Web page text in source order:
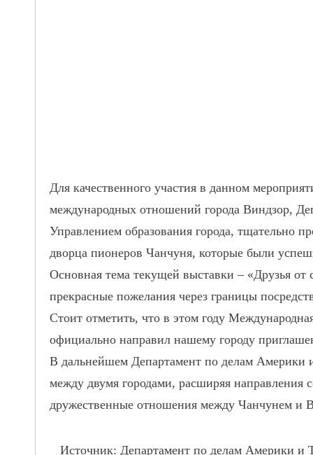
Для качественного участия в данном
международных отношений города Виндзор,
Управлением образования города, тщательно
дворца пионеров Чанчуня, которые были
Основная тема текущей выставки – «Друзья
прекрасные пожелания через границы
Стоит отметить, что в этом году
официально направил нашему городу
В дальнейшем Департамент по делам Америки
между двумя городами, расширяя направления
дружественные отношения между Чанчунем и
Источник: Департамент по делам Америки и